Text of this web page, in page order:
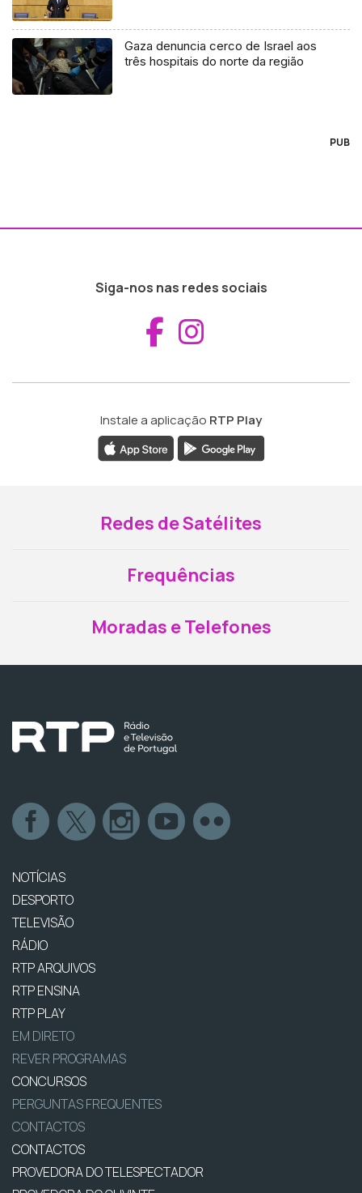
Gaza denuncia cerco de Israel aos
três hospitais do norte da região
PUB
Siga-nos nas redes sociais
Aceder ao
Instale a aplicação RTP Play
Redes de Satélites
Frequências
Moradas e Telefones
NOTÍCIAS
DESPORTO
TELEVISÃO
RÁDIO
RTP ARQUIVOS
RTP ENSINA
RTP PLAY
EM DIRETO
REVER PROGRAMAS
CONCURSOS
PERGUNTAS FREQUENTES
CONTACTOS
CONTACTOS
PROVEDORA DO TELESPECTADOR